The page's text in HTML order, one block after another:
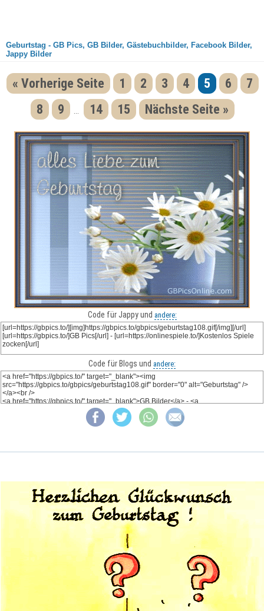
Geburtstag - GB Pics, GB Bilder, Gästebuchbilder, Facebook Bilder,
Jappy Bilder
« Vorherige Seite 1 2 3 4 5 6
7
8
9 14 15 Nächste Seite »
Code für Jappy und andere:
Code für Blogs und andere: